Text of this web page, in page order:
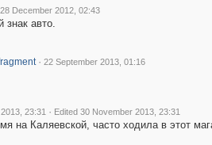
28 December 2012, 02:43
знак авто.
· 22 September 2013, 01:16
23:31 · Edited 30 November 2013, 23:31
на Каляевской, часто ходила в этот